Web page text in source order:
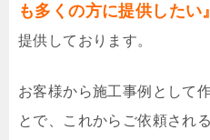
も多くの方に提供したい』
提供しております。
お客様から施工事例として
とで、これからご依頼され